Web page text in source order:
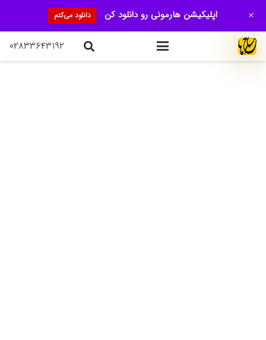
۰۲۸۳۳۶۴۳۱۹۲
اپلیکیشن هارمونی رو دانلود کن دانلود می‌کنم +